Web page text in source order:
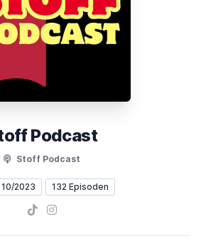
Podcast
Stoff Podcast
2023 132 Episoden
TikTokInstagram